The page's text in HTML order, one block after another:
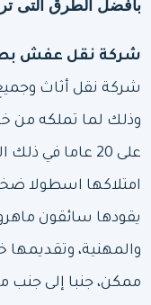
بأفضل الطرق التى
شركة نقل عفش
شركة نقل أثاث
وذلك لما تملكه من
على 20 عاما في
امتلاكها اسطولا
يقودها سائقون
والمهنية،
ممكن، جنبا إلى